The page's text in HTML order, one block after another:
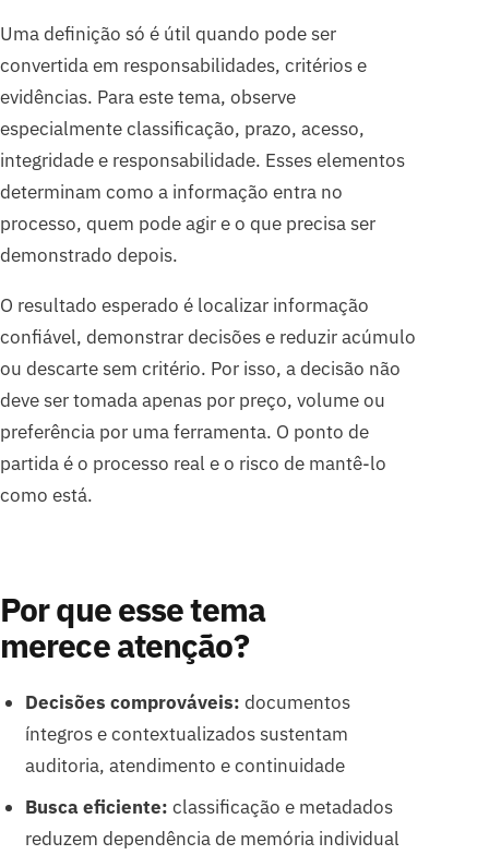
Uma definição só é útil quando pode ser
convertida em responsabilidades, critérios e
evidências. Para este tema, observe
especialmente classificação, prazo, acesso,
integridade e responsabilidade. Esses elementos
determinam como a informação entra no
processo, quem pode agir e o que precisa ser
demonstrado depois.
O resultado esperado é localizar informação
confiável, demonstrar decisões e reduzir acúmulo
ou descarte sem critério. Por isso, a decisão não
deve ser tomada apenas por preço, volume ou
preferência por uma ferramenta. O ponto de
partida é o processo real e o risco de mantê-lo
como está.
Por que esse tema
merece atenção?
Decisões comprováveis: documentos
íntegros e contextualizados sustentam
auditoria, atendimento e continuidade
Busca eficiente: classificação e metadados
reduzem dependência de memória individual